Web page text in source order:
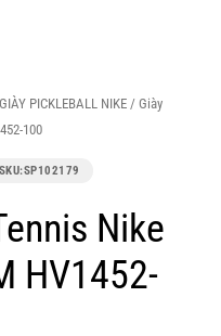
GIÀY PICKLEBALL NIKE / Giày
100
SKU:SP102179
Nike
HV1452-